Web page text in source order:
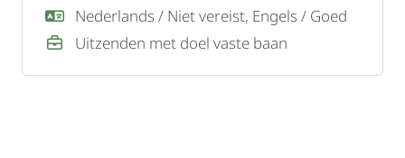
Nederlands / Niet vereist, Engels / Goed
Uitzenden met doel vaste baan